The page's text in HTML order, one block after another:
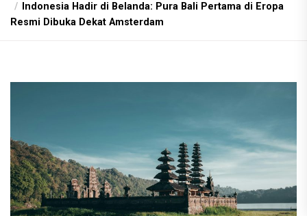
Indonesia Hadir di Belanda: Pura Bali Pertama di Eropa
Resmi Dibuka Dekat Amsterdam